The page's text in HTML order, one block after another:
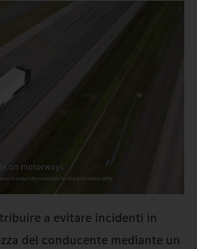
a evitare incidenti in
del conducente mediante un